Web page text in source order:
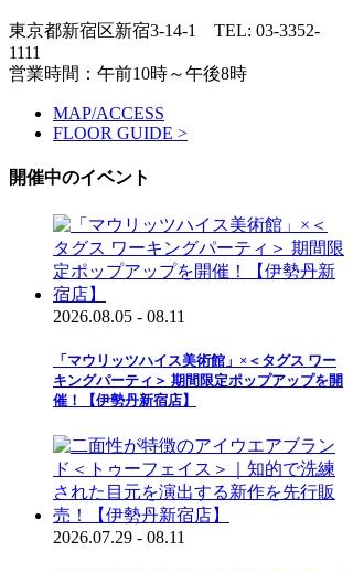
東京都新宿区新宿3-14-1 TEL: 03-3352-
1111
営業時間：午前10時～午後8時
MAP/ACCESS
FLOOR GUIDE >
開催中のイベント
2026.08.05 - 08.11
「マウリッツハイス美術館」×＜タグス ワー
キングパーティ＞ 期間限定ポップアップを開
催！【伊勢丹新宿店】
2026.07.29 - 08.11